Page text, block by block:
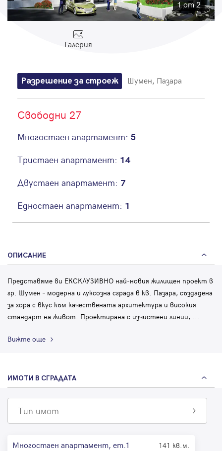
1 от 2
Галерия
Разрешение за строеж Шумен, Пазара
Свободни 27
Многостаен апартамент: 5
Тристаен апартамент: 14
Двустаен апартамент: 7
Едностаен апартамент: 1
ОПИСАНИЕ
Представяме ви ЕКСКЛУЗИВНО най-новия жилищен проект в
гр. Шумен – модерна и луксозна сграда в кв. Пазара, създадена
за хора с вкус към качествената архитектура и високия
стандарт на живот. Проектирана с изчистени линии, ...
Вижте още
ИМОТИ В СГРАДАТА
Тип имот
Многостаен апартамент, ет.1 141 кв.м.
Парола
Забравена парола